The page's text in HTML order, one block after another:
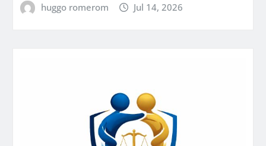
huggo romerom Jul 14, 2026